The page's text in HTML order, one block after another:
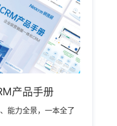
产品手册
能力全景，一本全了